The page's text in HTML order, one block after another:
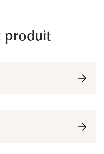
produit